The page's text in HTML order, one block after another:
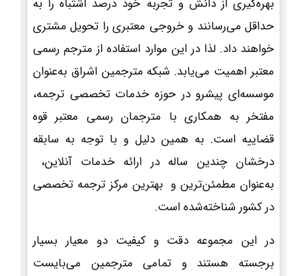
بهره‌گیری از دانش و تجربه خود درصد اشتباه را به
حداقل می‌رسانند و خروجی معتبری را تحویل مشتری
خواهند داد. لذا در این موارد استفاده از مترجم رسمی
معتبر اهمیت می‌یابد. شبکه مترجمین اشراق به‌عنوان
موسسه‌ای پیشرو در حوزه خدمات تخصصی ترجمه،
مفتخر به همکاری با مترجمان رسمی معتبر قوه
قضاییه است. به همین دلیل و با توجه به سابقه
درخشان چندین ساله در ارائه خدمات آنلاین،
به‌عنوان مطمئن‌ترین و بهترین مرکز ترجمه تخصصی
در کشور شناخته‌شده است.
در این مجموعه دقت و کیفیت دو معیار بسیار
برجسته هستند و تمامی مترجمین می‌بایست